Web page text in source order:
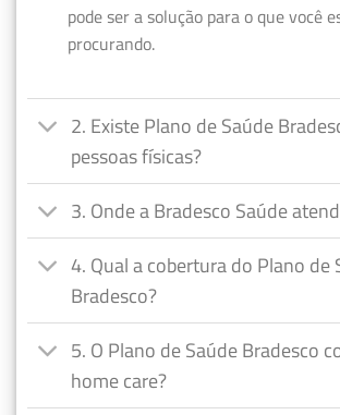
pode ser a solução para o que você
procurando.
2. Existe Plano de Saúde
pessoas físicas?
3. Onde a Bradesco Saúde
4. Qual a cobertura do Plano de
Bradesco?
5. O Plano de Saúde Bradesco
home care?